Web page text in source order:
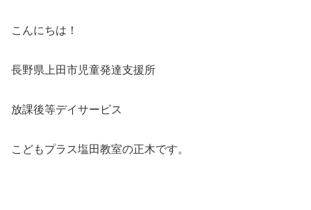
こんにちは！
長野県上田市児童発達支援所
放課後等デイサービス
こどもプラス塩田教室の正木です。